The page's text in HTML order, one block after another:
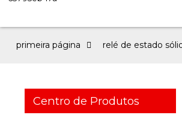
primeira página relé de estado
Centro de Produtos